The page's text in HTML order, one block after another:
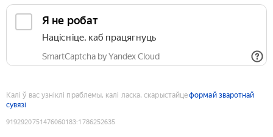
Я не робат
Націсніце, каб працягнуць
SmartCaptcha by Yandex Cloud
Калі ў вас узніклі праблемы, калі ласка, скарыстайцеформай зваротнай
сувязі
9192920751476060183:1786252635